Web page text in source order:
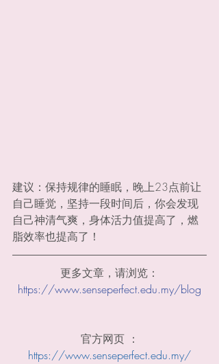
建议：保持规律的睡眠，晚上23点前让
自己睡觉，坚持一段时间后，你会发现
自己神清气爽，身体活力值提高了，燃
脂效率也提高了！
更多文章，请浏览：
https://www.senseperfect.edu.my/blog
官方网页 ：
https://www.senseperfect.edu.my/